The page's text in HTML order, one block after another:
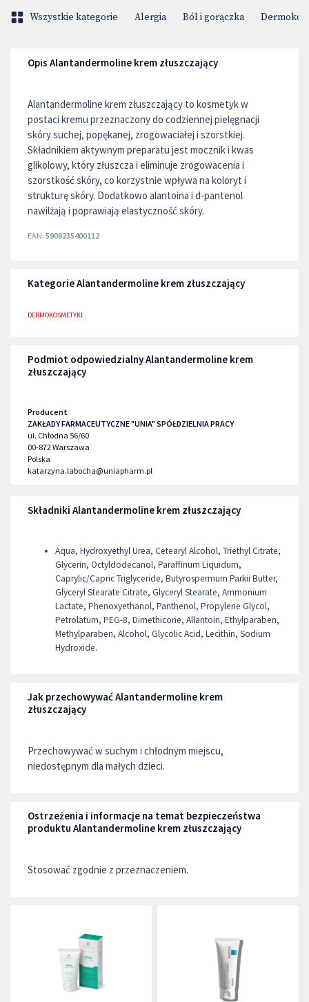
Wszystkie kategorie Alergia Ból i gorączka
Opis Alantandermoline krem złuszczający
Alantandermoline krem złuszczający to kosmetyk w
postaci kremu przeznaczony do codziennej pielęgnacji
skóry suchej, popękanej, zrogowaciałej i szorstkiej.
Składnikiem aktywnym preparatu jest mocznik i kwas
glikolowy, który złuszcza i eliminuje zrogowacenia i
szorstkość skóry, co korzystnie wpływa na koloryt i
strukturę skóry. Dodatkowo alantoina i d-pantenol
nawilżają i poprawiają elastyczność skóry.
EAN: 5908235400112
Kategorie Alantandermoline krem złuszczający
DERMOKOSMETYKI
Podmiot odpowiedzialny Alantandermoline krem
złuszczający
Producent
ZAKŁADY FARMACEUTYCZNE "UNIA" SPÓŁDZIELNIA PRACY
ul. Chłodna 56/60
00-872Warszawa
Polska
katarzyna.labocha@uniapharm.pl
Składniki Alantandermoline krem złuszczający
Aqua, Hydroxyethyl Urea, Cetearyl Alcohol, Triethyl Citrate,
Glycerin, Octyldodecanol, Paraffinum Liquidum,
Caprylic/Capric Triglyceride, Butyrospermum Parkii Butter,
Glyceryl Stearate Citrate, Glyceryl Stearate, Ammonium
Lactate, Phenoxyethanol, Panthenol, Propylene Glycol,
Petrolatum, PEG-8, Dimethicone, Allantoin, Ethylparaben,
Methylparaben, Alcohol, Glycolic Acid, Lecithin, Sodium
Hydroxide.
Jak przechowywać Alantandermoline krem
złuszczający
Przechowywać w suchym i chłodnym miejscu,
niedostępnym dla małych dzieci.
Ostrzeżenia i informacje na temat bezpieczeństwa
produktu Alantandermoline krem złuszczający
Stosować zgodnie z przeznaczeniem.